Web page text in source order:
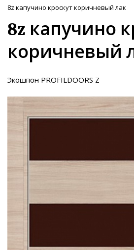
8z капучино кроскут коричневый лак
8z капучино
коричневый
Экошпон PROFILDOORS Z